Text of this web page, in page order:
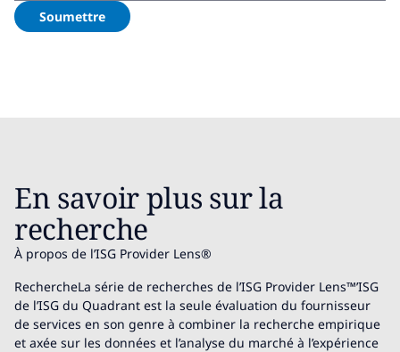
Soumettre
En savoir plus sur la
recherche
À propos de l’ISG Provider Lens®
RechercheLa série de recherches de l’ISG Provider Lens™’ISG
de l’ISG du Quadrant est la seule évaluation du fournisseur
de services en son genre à combiner la recherche empirique
et axée sur les données et l’analyse du marché à l’expérience